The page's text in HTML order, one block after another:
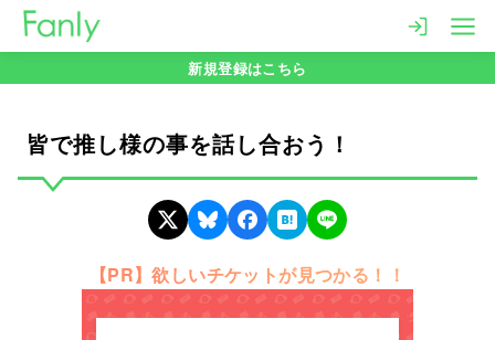
新規登録はこちら
皆で推し様の事を話し合おう！
【PR】欲しいチケットが見つかる！！